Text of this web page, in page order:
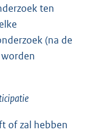
ten
(na de
of zal hebben